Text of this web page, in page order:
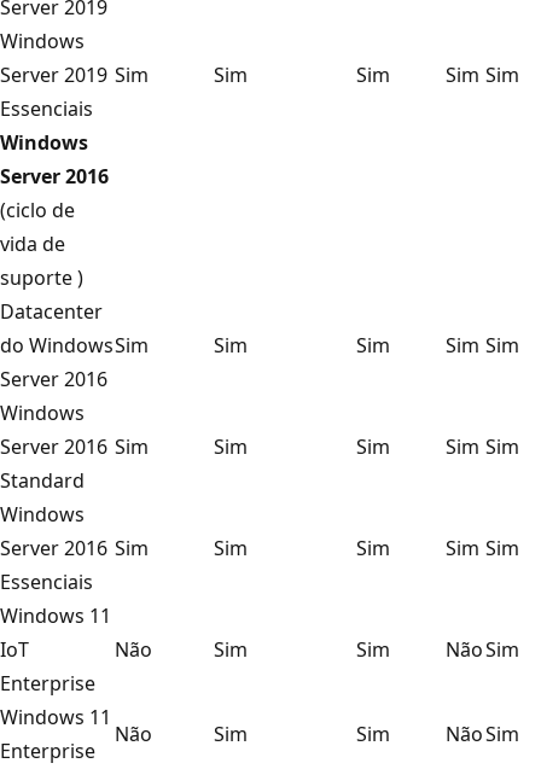
Server 2019
Windows
Server 2019
Essenciais
Sim Sim Sim Sim Sim
Windows
Server 2016
(ciclo de
vida de
suporte)
Datacenter
do Windows
Server 2016
Sim Sim Sim Sim Sim
Windows
Server 2016
Standard
Sim Sim Sim Sim Sim
Windows
Server 2016
Essenciais
Sim Sim Sim Sim Sim
Windows 11
IoT
Enterprise
Não Sim Sim NãoSim
Windows 11
Enterprise
Não Sim Sim NãoSim